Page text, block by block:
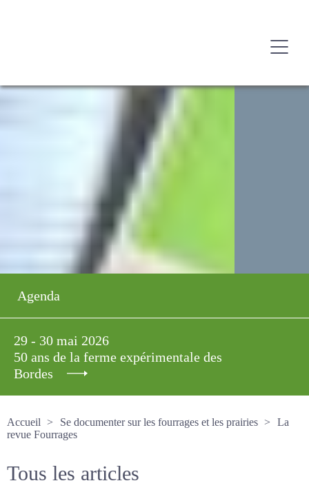
Agenda
29 - 30 mai 2026
50 ans de la ferme expérimentale des
Bordes
Accueil
Se documenter sur les fourrages et les prairies
La revue Fourrages
Tous les articles